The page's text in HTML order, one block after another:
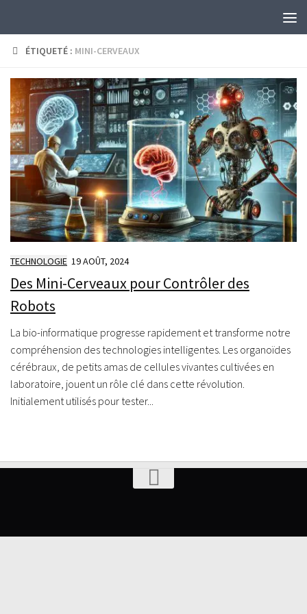
ÉTIQUETÉ : MINI-CERVEAUX
TECHNOLOGIE 19 AOÛT, 2024
Des Mini-Cerveaux pour Contrôler des
Robots
La bio-informatique progresse rapidement et transforme notre
compréhension des technologies intelligentes. Les organoïdes
cérébraux, de petits amas de cellules vivantes cultivées en
laboratoire, jouent un rôle clé dans cette révolution.
Initialement utilisés pour tester...